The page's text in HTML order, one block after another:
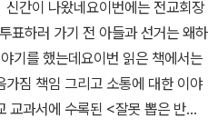
와 우정, 성장과 발전에 대해서도
만들어주는 [잘못 뽑은 전교 회장]
전해주는 동화였습니다.
권력을 쥔 사람들에게서 많이 보
포를 당해오고 그것들과 투쟁해왔
자신의 잘못된 행동을 깨닫고 친구
리로 끝맺음을 하지만, 어른들의
에게 진정한 믿음을 주려면 어떻
간이 나왔네요이번에는 전교회장
표하러 가기 전 아들과 선거는 왜하
기를 했는데요이번 읽은 책에서는
짐 책임 그리고 소통에 대한 이야
교과서에 수록된 <잘못 뽑은 반장>